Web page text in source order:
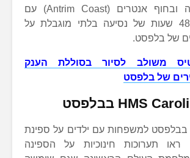
עוצרת הנשימה ובחוף אנטרים (Antrim Coast) עם
מדריך, פלוס 48 שעות של נסיעה בלתי מוגבלת על
של בלפסט.
משולב לסיור בסוללת הענק
של בלפסט
בבלפסט למשפחות עם ילדים על ספינת
תערוכות חינוכיות על הספינה